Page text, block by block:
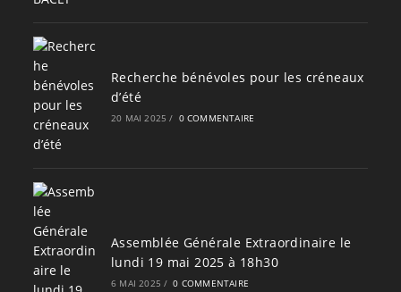
Recherche bénévoles pour les créneaux
d’été
20 MAI 2025 / 0 COMMENTAIRE
Assemblée Générale Extraordinaire le
lundi 19 mai 2025 à 18h30
6 MAI 2025 / 0 COMMENTAIRE